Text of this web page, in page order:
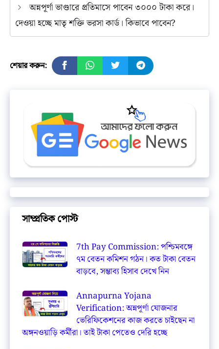
অন্নপূর্ণা ভাণ্ডারে প্রতিমাসে পাবেন ৩০০০ টাকা করে।
দেওয়া হচ্ছে মাতৃ শক্তি ভরসা কার্ড। কিভাবে পাবেন?
শেয়ার করুন:
সাম্প্রতিক পোস্ট
7th Pay Commission: পশ্চিমবঙ্গে
৭ম বেতন কমিশন গঠন। কত টাকা বেতন
বাড়বে, সম্ভাব্য হিসাব দেখে নিন
Annapurna Yojana
Verification: অন্নপূর্ণা যোজনার
ভেরিফিকেশনের কাজ করতে চাইছেন না
অঙ্গনওয়াড়ি কর্মীরা। তাই টাকা পেতেও দেরি হচ্ছে